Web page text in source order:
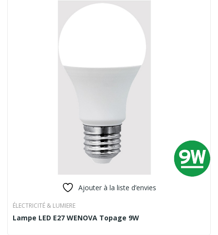
Ajouter à la liste d’envies
ÉLECTRICITÉ & LUMIERE
Lampe LED E27 WENOVA Topage 9W